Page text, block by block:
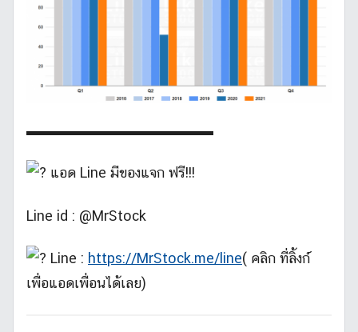
▬▬▬▬▬▬▬▬▬▬▬▬▬
แอด Line มีของแจก ฟรี!!!
Line id : @MrStock
Line : https://MrStock.me/line( คลิก ที่ลิ้งก์
เพื่อแอดเพื่อนได้เลย)